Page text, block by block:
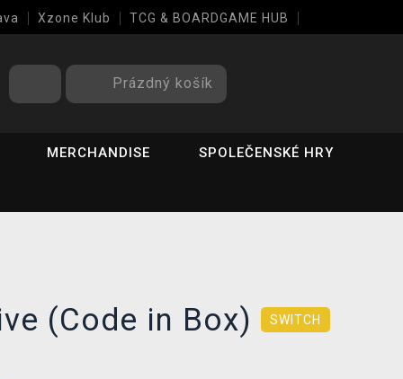
Xzone Klub TCG & BOARDGAME HUB
Prázdný košík
MERCHANDISE SPOLEČENSKÉ HRY
(Code in Box) SWITCH